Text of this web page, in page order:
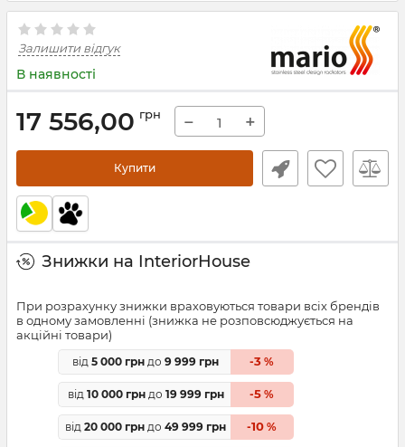
Залишити відгук
В наявності
17 556,00 грн − +
Купити
Знижки на InteriorHouse
При розрахунку знижки враховуються товари всіх брендів
в одному замовленні (знижка не розповсюджується на
акційні товари)
від 5 000 грн до 9 999 грн -3 %
від 10 000 грндо 19 999 грн -5 %
від 20 000 грн до 49 999 грн -10 %